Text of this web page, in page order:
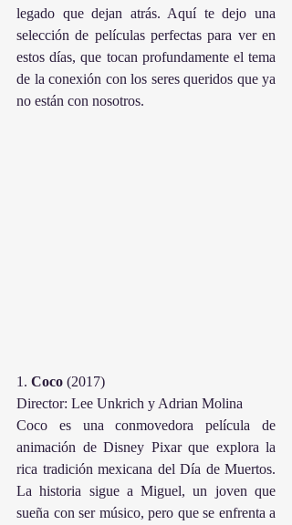
legado que dejan atrás. Aquí te dejo una
selección de películas perfectas para ver en
estos días, que tocan profundamente el tema
de la conexión con los seres queridos que ya
no están con nosotros.
1. Coco (2017)
Director: Lee Unkrich y Adrian Molina
Coco es una conmovedora película de
animación de Disney Pixar que explora la
rica tradición mexicana del Día de Muertos.
La historia sigue a Miguel, un joven que
sueña con ser músico, pero que se enfrenta a